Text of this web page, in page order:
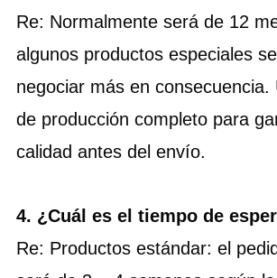
Re: Normalmente será de 12
algunos productos especiales
negociar más en consecuencia.
de producción completo para
calidad antes del envío.
4. ¿Cuál es el tiempo de
Re: Productos estándar: el